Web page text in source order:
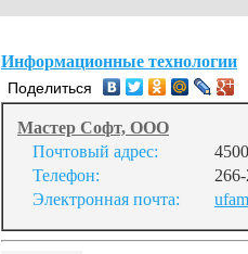
Информационные технологии
Поделиться
Мастер Софт, ООО
Почтовый адрес:
Телефон:
Электронная почта: